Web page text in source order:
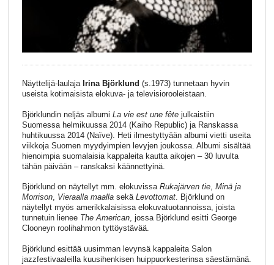
Näyttelijä-laulajaIrina Björklund (s.1973) tunnetaan hyvin
useista kotimaisista elokuva- ja televisiorooleistaan.
Björklundin neljäs albumi La vie est une fêtejulkaistiin
Suomessa helmikuussa 2014 (Kaiho Republic) ja Ranskassa
huhtikuussa 2014 (Naïve). Heti ilmestyttyään albumi vietti useita
viikkoja Suomen myydyimpien levyjen joukossa. Albumi sisältää
hienoimpia suomalaisia kappaleita kautta aikojen – 30 luvulta
tähän päivään – ranskaksi käännettyinä.
Björklund on näytellyt mm. elokuvissaRukajärven tie, Minä ja
Morrison, Vieraalla maallasekä Levottomat. Björklund on
näytellyt myös amerikkalaisissa elokuvatuotannoissa, joista
tunnetuin lieneeThe American, jossa Björklund esitti George
Clooneyn roolihahmon tyttöystävää.
Björklund esittää uusimman levynsä kappaleita Salon
jazzfestivaaleilla kuusihenkisen huippuorkesterinsa säestämänä.